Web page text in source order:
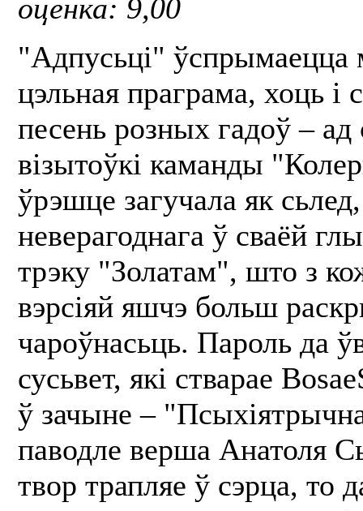
оценка: 9,00
"Адпусьці" ўспрымаецца
цэльная праграма, хоць і
песень розных гадоў –
візытоўкі каманды
ўрэшце загучала як
неверагоднага ў сваёй
трэку "Золатам", што з
вэрсіяй яшчэ больш
чароўнасьць. Пароль да
сусьвет, які стварае
ў зачыне –
паводле верша Анатоля
твор трапляе ў сэрца, то